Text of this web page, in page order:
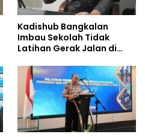
Kadishub Bangkalan
Imbau Sekolah Tidak
Latihan Gerak Jalan di